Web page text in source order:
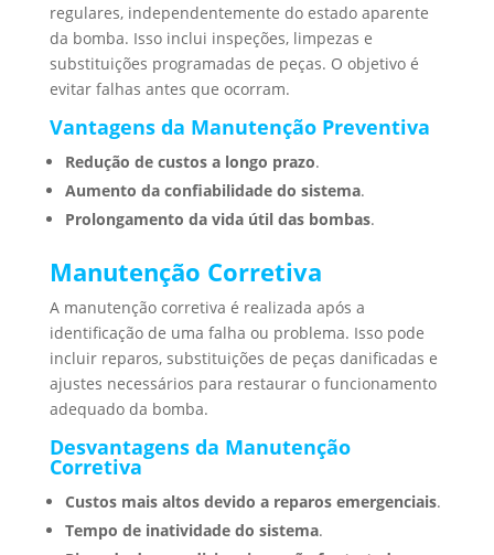
regulares, independentemente do estado aparente
da bomba. Isso inclui inspeções, limpezas e
substituições programadas de peças. O objetivo é
evitar falhas antes que ocorram.
Vantagens da Manutenção Preventiva
Redução de custos a longo prazo.
Aumento da confiabilidade do sistema.
Prolongamento da vida útil das bombas.
Manutenção Corretiva
A manutenção corretiva é realizada após a
identificação de uma falha ou problema. Isso pode
incluir reparos, substituições de peças danificadas e
ajustes necessários para restaurar o funcionamento
adequado da bomba.
Desvantagens da Manutenção
Corretiva
Custos mais altos devido a reparos emergenciais.
Tempo de inatividade do sistema.